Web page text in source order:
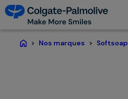
Nos marques Softsoap